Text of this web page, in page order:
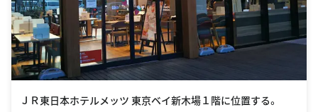
ＪＲ東日本ホテルメッツ 東京ベイ新木場１階に位置する。